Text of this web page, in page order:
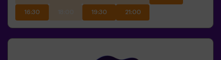
16:30 19:30 21:00